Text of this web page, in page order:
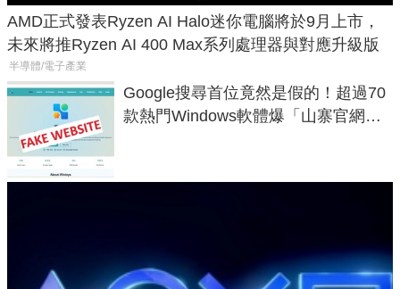
AMD正式發表Ryzen AI Halo迷你電腦將於9月上市，
未來將推Ryzen AI 400 Max系列處理器與對應升級版
半導體/電子產業
Google搜尋首位竟然是假的！超過70
款熱門Windows軟體爆「山寨官網」